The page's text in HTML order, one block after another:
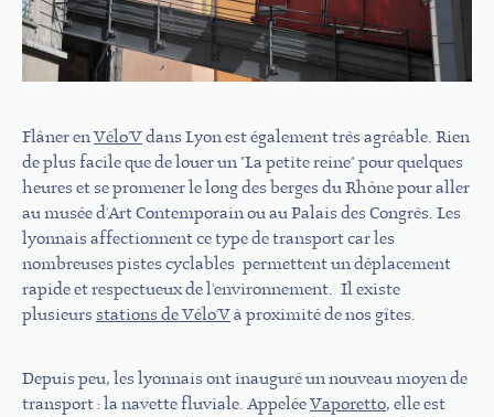
Flâner enVélo'Vdans Lyon est également très agréable. Rien
de plus facile que de louer un "La petite reine" pour quelques
heures et se promener le long des berges du Rhône pour aller
au musée d'Art Contemporain ou au Palais des Congrès. Les
lyonnais affectionnent ce type de transport car les
nombreuses pistes cyclables permettent un déplacement
rapide et respectueux de l'environnement. Il existe
plusieurs stations de Vélo'Và proximité de nos gîtes.
Depuis peu, les lyonnais ont inauguré un nouveau moyen de
transport : la navette fluviale. AppeléeVaporetto, elle est